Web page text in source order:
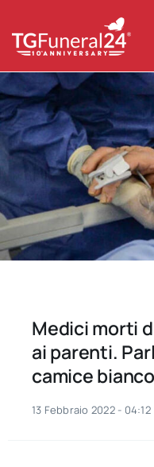
content
Medici morti
ai parenti.
camice
13 Febbraio 2022 - 04:12